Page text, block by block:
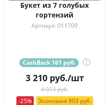
Букет из 7 голубых
гортензий
Артикул: 011709
CashBack 161 руб. ?
3 210руб./шт
4 013 руб.
-25%
Экономия 803 руб.